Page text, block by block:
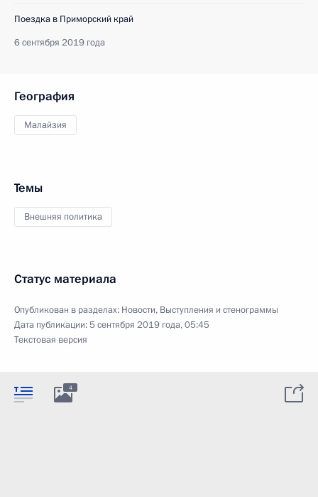
Поездка в Приморский край
6 сентября 2019 года
География
Малайзия
Темы
Внешняя политика
Статус материала
Опубликован в разделах: Новости, Выступления и стенограммы
Дата публикации:5 сентября 2019 года, 05:45
Текстовая версия
4